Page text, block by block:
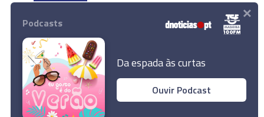
CCP disponível para rever em alta aumentos
salariais do acordo de rendimentos
Instale a nossa App
© 2023 Empresa Diário de Notícias, Lda.
Todos os direitos reservados.
Podcasts
Da espada às curtas
Ouvir Podcast
×